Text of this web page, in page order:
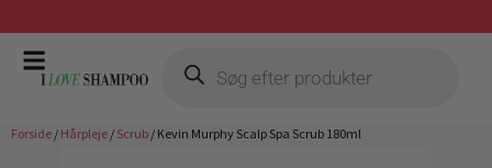
Gratis fragt ved køb over 399,-
Forside / Hårpleje / Scrub / Kevin Murphy Scalp Spa Scrub 180ml